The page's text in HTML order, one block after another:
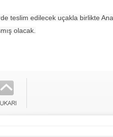
teslim edilecek uçakla birlikte
olacak.